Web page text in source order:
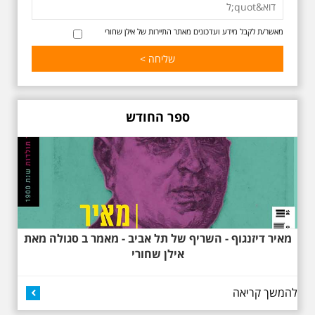
הפיכתה של תל אביב לבירת התרבות
של ארץ ישראל. זאת בעיקר סביב
החלטתו של חיים נחמן ביאליק
להתיישב בתל אביב והמהלכים
העירוניים שהושפעו מכך. הסיור יהיה
בדגש התרבותיות התל אביבית של
את רחובות ביאליק ואידלסון כשכל
החברה הגבוהה התל אביבית
והארצישראלית ביקשה לגור בסמיכות
למשורר הלאומי. נדבר על המבנים,
בית ביאליק, בית ראובן, מלון סקורה,
בית קרוסל, קפה נגה המשפחות
שגרו ברחובות אלו ועוד הפתעות.
באוהאוס בלילה
25.6.2025 ליל חמישי
מאשר/ת לקבל מידע ועדכונים מאתר התיירות של אילן שחורי
ספר החודש
מאיר דיזנגוף - השריף של תל אביב - מאמר ב סגולה מאת
אילן שחורי
להמשך קריאה